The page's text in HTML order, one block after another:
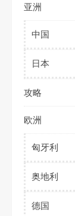
亚洲
中国
日本
攻略
欧洲
匈牙利
奥地利
德国